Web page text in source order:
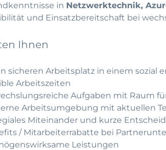
in Netzwerktechnik,
und Einsatzbereitschaft bei
Ihnen
sicheren Arbeitsplatz in einem sozial
Arbeitszeiten
Aufgaben mit Raum
Arbeitsumgebung mit aktuellen
Miteinander und kurze
/ Mitarbeiterrabatte bei
Leistungen